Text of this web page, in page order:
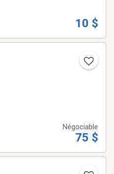
10 $
Négociable
75 $